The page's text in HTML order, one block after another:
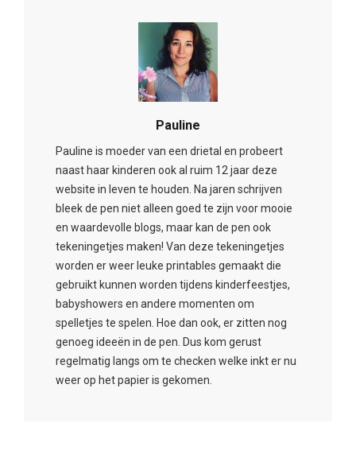
Pauline
Pauline is moeder van een drietal en probeert
naast haar kinderen ook al ruim 12 jaar deze
website in leven te houden. Na jaren schrijven
bleek de pen niet alleen goed te zijn voor mooie
en waardevolle blogs, maar kan de pen ook
tekeningetjes maken! Van deze tekeningetjes
worden er weer leuke printables gemaakt die
gebruikt kunnen worden tijdens kinderfeestjes,
babyshowers en andere momenten om
spelletjes te spelen. Hoe dan ook, er zitten nog
genoeg ideeën in de pen. Dus kom gerust
regelmatig langs om te checken welke inkt er nu
weer op het papier is gekomen.